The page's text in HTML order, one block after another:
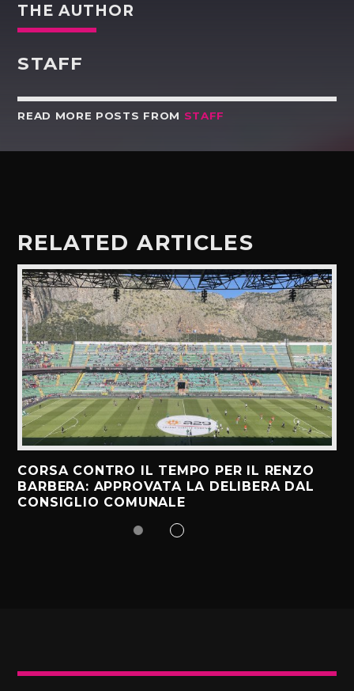
THE AUTHOR
STAFF
READ MORE POSTS FROM STAFF
RELATED ARTICLES
CORSA CONTRO IL TEMPO PER IL RENZO
BARBERA: APPROVATA LA DELIBERA DAL
CONSIGLIO COMUNALE